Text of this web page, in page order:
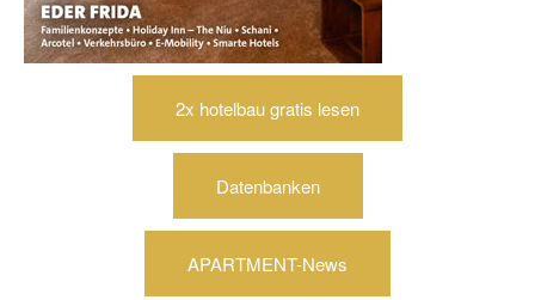
2x hotelbau gratis lesen
Datenbanken
APARTMENT-News